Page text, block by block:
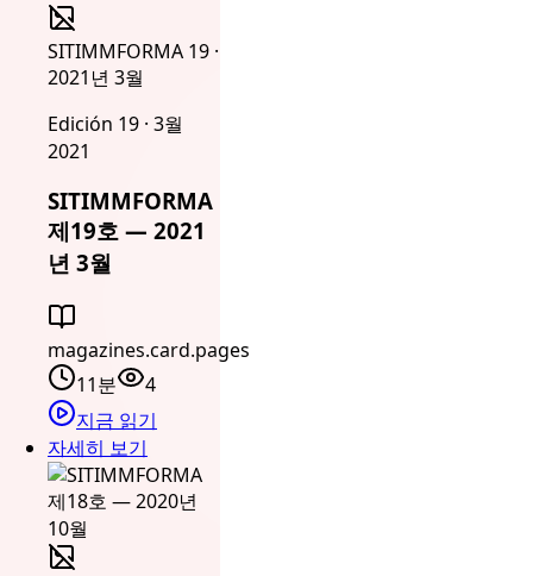
SITIMMFORMA 19 ·
2021년 3월
Edición 19 · 3월
2021
SITIMMFORMA
제19호 — 2021
년 3월
magazines.card.pages
11분
4
지금 읽기
자세히 보기